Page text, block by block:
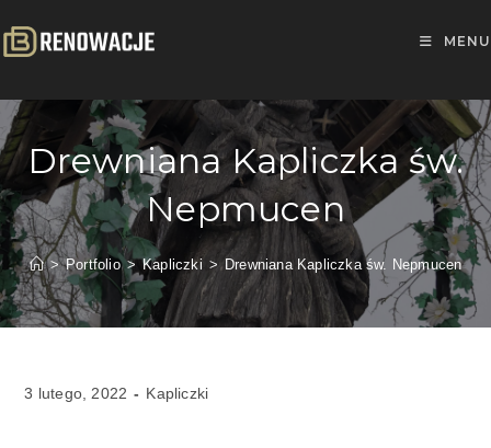
MENU
Drewniana Kapliczka św.
Nepmucen
> Portfolio > Kapliczki > Drewniana Kapliczka św. Nepmucen
3 lutego, 2022 Kapliczki